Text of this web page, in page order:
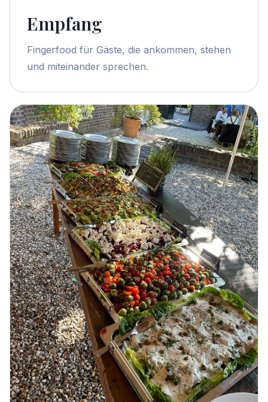
Empfang
Fingerfood für Gäste, die ankommen, stehen
und miteinander sprechen.